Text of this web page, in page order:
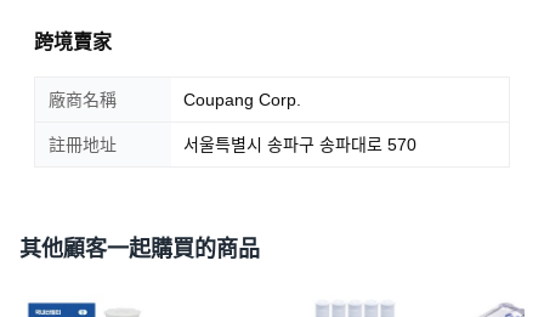
跨境賣家
廠商名稱 Coupang Corp.
註冊地址 서울특별시 송파구 송파대로 570
其他顧客一起購買的商品